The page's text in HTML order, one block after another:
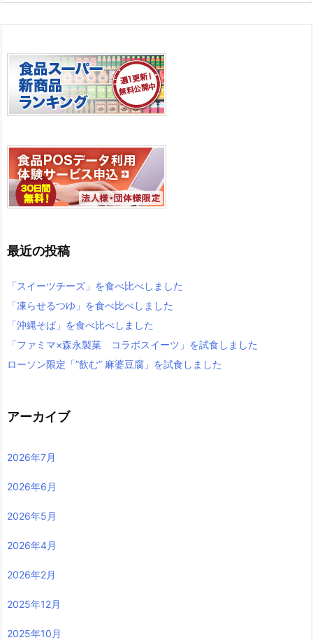
最近の投稿
「スイーツチーズ」を食べ比べしました
「凍らせるつゆ」を食べ比べしました
「沖縄そば」を食べ比べしました
「ファミマ×森永製菓 コラボスイーツ」を試食しました
ローソン限定「”飲む” 麻婆豆腐」を試食しました
アーカイブ
2026年7月
2026年6月
2026年5月
2026年4月
2026年2月
2025年12月
2025年10月